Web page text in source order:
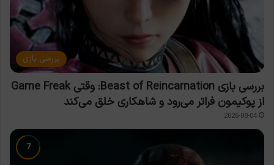
بررسی بازی
بررسی بازی Beast of Reincarnation: وقتی Game Freak
از پوکیمون فراتر می‌رود و شاهکاری خلق می‌کند
2026-08-04